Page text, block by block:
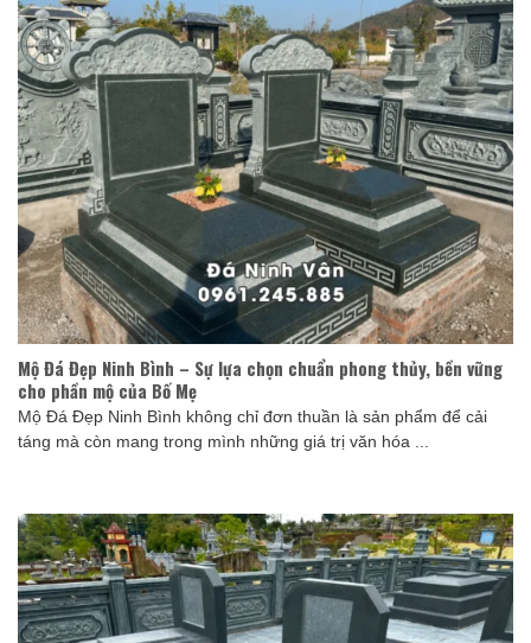
Mộ Đá Đẹp Ninh Bình – Sự lựa chọn chuẩn phong thủy, bền vững
cho phần mộ của Bố Mẹ
Mộ Đá Đẹp Ninh Bình không chỉ đơn thuần là sản phẩm để cải
táng mà còn mang trong mình những giá trị văn hóa ...